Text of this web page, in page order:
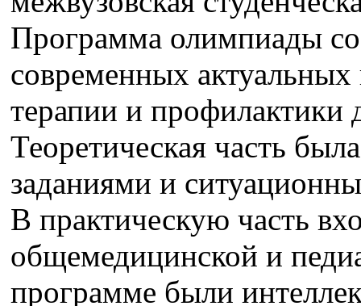
Программа олимпиады
современных
терапии и профилактики
Теоретическая часть
заданиями и
В практическую часть
общемедицинской и
программе были